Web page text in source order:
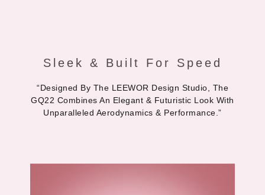
Sleek & Built For Speed
“Designed By The LEEWOR Design Studio, The
GQ22 Combines An Elegant & Futuristic Look With
Unparalleled Aerodynamics & Performance.”